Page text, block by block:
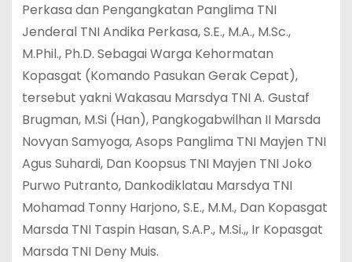
Perkasa dan Pengangkatan Panglima TNI
Jenderal TNI Andika Perkasa, S.E., M.A., M.Sc.,
M.Phil., Ph.D. Sebagai Warga Kehormatan
Kopasgat (Komando Pasukan Gerak Cepat),
tersebut yakni Wakasau Marsdya TNI A. Gustaf
Brugman, M.Si (Han), Pangkogabwilhan II Marsda
Novyan Samyoga, Asops Panglima TNI Mayjen TNI
Agus Suhardi, Dan Koopsus TNI Mayjen TNI Joko
Purwo Putranto, Dankodiklatau Marsdya TNI
Mohamad Tonny Harjono, S.E., M.M., Dan Kopasgat
Marsda TNI Taspin Hasan, S.A.P., M.Si.,, Ir Kopasgat
Marsda TNI Deny Muis.